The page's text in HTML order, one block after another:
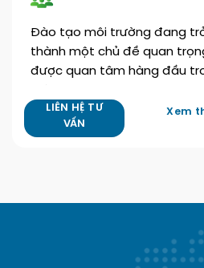
Đào tạo môi trường đang
thành một chủ đề quan
được quan tâm hàng đầu
LIÊN HỆ TƯ
VẤN
Xem